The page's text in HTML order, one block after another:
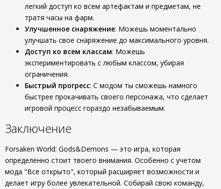
легкий доступ ко всем артефактам и предметам, не
тратя часы на фарм.
Улучшенное снаряжение: Можешь моментально
улучшать свое снаряжение до максимального уровня.
Доступ ко всем классам: Можешь
экспериментировать с любым классом, убирая
ограничения.
Быстрый прогресс: С модом ты сможешь намного
быстрее прокачивать своего персонажа, что сделает
игровой процесс гораздо незабываемым.
Заключение
Forsaken World: Gods&Demons — это игра, которая
определенно стоит твоего внимания. Особенно с учетом
мода "Все открыто", который расширяет возможности и
делает игру более увлекательной. Собирай свою команду,